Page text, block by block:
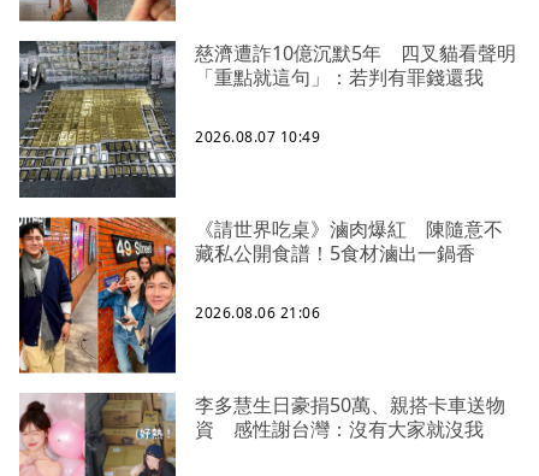
慈濟遭詐10億沉默5年 四叉貓看聲明
「重點就這句」：若判有罪錢還我
2026.08.07 10:49
《請世界吃桌》滷肉爆紅 陳隨意不
藏私公開食譜！5食材滷出一鍋香
2026.08.06 21:06
李多慧生日豪捐50萬、親搭卡車送物
資 感性謝台灣：沒有大家就沒我